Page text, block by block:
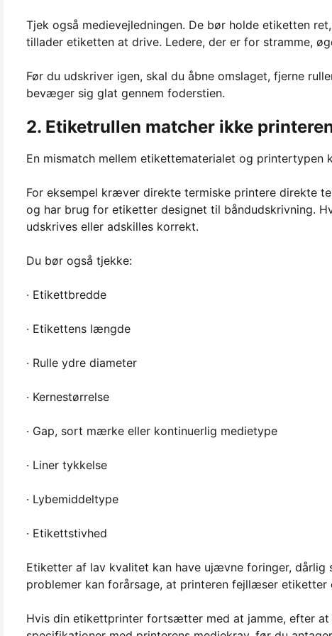
Tjek også medievejledningen. De bør holde etiketten
tillader etiketten at drive. Ledere, der er for stramme,
Før du udskriver igen, skal du åbne omslaget, fjerne
bevæger sig glat gennem foderstien.
2. Etiketrullen matcher ikke
En mismatch mellem etikettematerialet og
For eksempel kræver direkte termiske printere direkte
og har brug for etiketter designet til båndudskrivning.
udskrives eller adskilles korrekt.
Du bør også tjekke:
· Etikettbredde
· Etikettens længde
· Rulle ydre diameter
· Kernestørrelse
· Gap, sort mærke eller kontinuerlig medietype
· Liner tykkelse
· Lybemiddeltype
· Etikettstivhed
Etiketter af lav kvalitet kan have ujævne foringer, dårlig
problemer kan forårsage, at printeren fejllæser
Hvis din etikettprinter fortsætter med at jamme, efter at